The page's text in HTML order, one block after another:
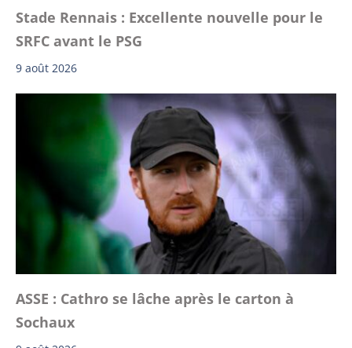
Stade Rennais : Excellente nouvelle pour le
SRFC avant le PSG
9 août 2026
ASSE : Cathro se lâche après le carton à
Sochaux